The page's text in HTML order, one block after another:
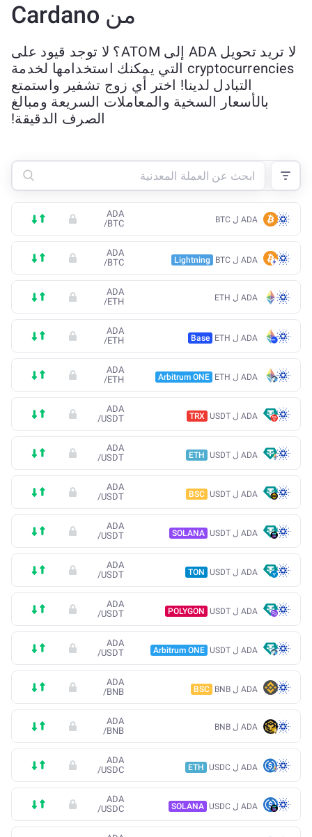
من Cardano
لا تريد تحويل ADA إلى ATOM؟ لا توجد قيود على
cryptocurrencies التي يمكنك استخدامها لخدمة
التبادل لدينا! اختر أي زوج تشفير واستمتع
بالأسعار السخية والمعاملات السريعة ومبالغ
الصرف الدقيقة!
ADA ل BTC
ADA
/BTC
ADA ل BTC Lightning
ADA
/BTC
ADA ل ETH
ADA
/ETH
ADA ل ETH Base
ADA
/ETH
ADA ل ETH Arbitrum ONE
ADA
/ETH
ADA ل USDT TRX
ADA
/USDT
ADA ل USDT ETH
ADA
/USDT
ADA ل USDT BSC
ADA
/USDT
ADA ل USDT SOLANA
ADA
/USDT
ADA ل USDT TON
ADA
/USDT
ADA ل USDT POLYGON
ADA
/USDT
ADA ل USDT Arbitrum ONE
ADA
/USDT
ADA ل BNB BSC
ADA
/BNB
ADA ل BNB
ADA
/BNB
ADA ل USDC ETH
ADA
/USDC
ADA ل USDC SOLANA
ADA
/USDC